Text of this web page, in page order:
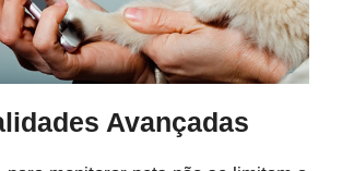
Avançadas